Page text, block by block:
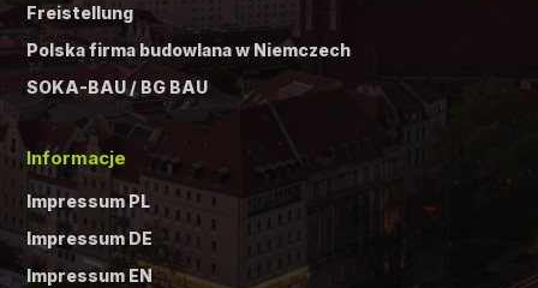
Freistellung
Polska firma budowlana w Niemczech
SOKA-BAU / BG BAU
Informacje
Impressum PL
Impressum DE
Impressum EN